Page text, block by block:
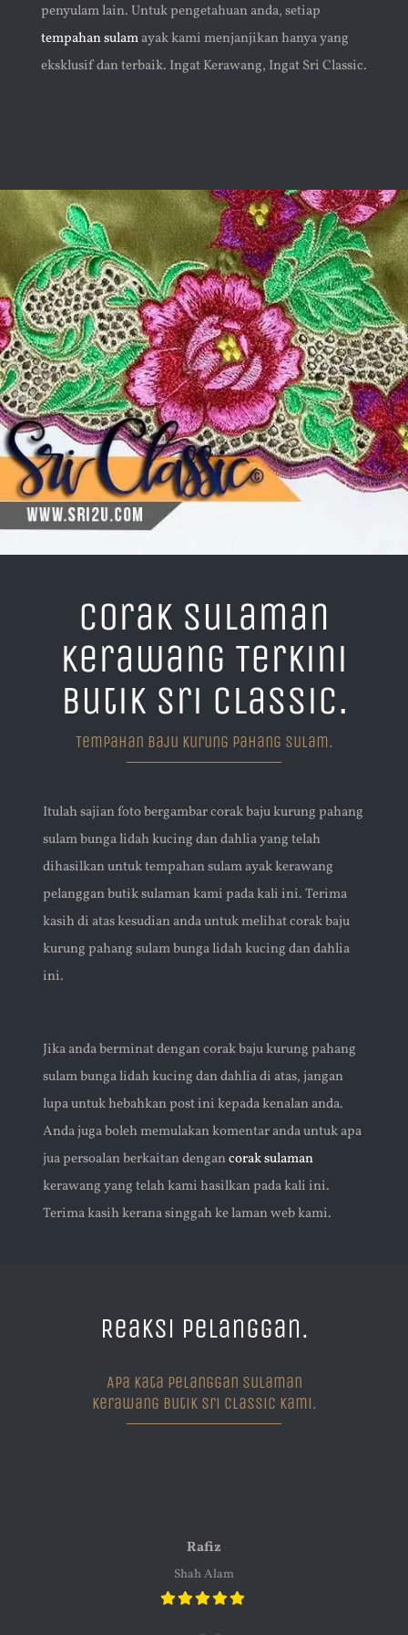
penyulam lain. Untuk pengetahuan anda, setiap
tempahan sulamayak kami menjanjikan hanya yang
eksklusif dan terbaik. Ingat Kerawang, Ingat Sri Classic.
Corak Sulaman
Kerawang Terkini
Butik Sri Classic.
Tempahan Baju Kurung Pahang Sulam.
Itulah sajian foto bergambar corak baju kurung pahang
sulam bunga lidah kucing dan dahlia yang telah
dihasilkan untuk tempahan sulam ayak kerawang
pelanggan butik sulaman kami pada kali ini. Terima
kasih di atas kesudian anda untuk melihat corak baju
kurung pahang sulam bunga lidah kucing dan dahlia
ini.
Jika anda berminat dengan corak baju kurung pahang
sulam bunga lidah kucing dan dahlia di atas, jangan
lupa untuk hebahkan post ini kepada kenalan anda.
Anda juga boleh memulakan komentar anda untuk apa
jua persoalan berkaitan dengancorak sulaman
kerawang yang telah kami hasilkan pada kali ini.
Terima kasih kerana singgah ke laman web kami.
Reaksi Pelanggan.
Apa Kata Pelanggan Sulaman
Kerawang Butik Sri Classic Kami.
Puan Zaleha
Kluang, Johor